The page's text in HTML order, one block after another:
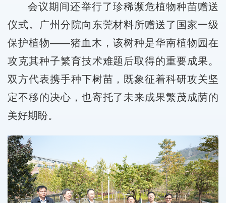
会议期间还举行了珍稀濒危植物种苗赠送
仪式。广州分院向东莞材料所赠送了国家一级
保护植物——猪血木，该树种是华南植物园在
攻克其种子繁育技术难题后取得的重要成果。
双方代表携手种下树苗，既象征着科研攻关坚
定不移的决心，也寄托了未来成果繁茂成荫的
美好期盼。